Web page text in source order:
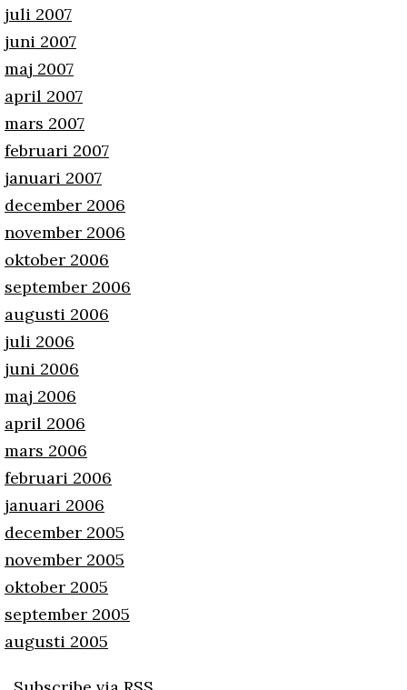
juli 2007
juni 2007
maj 2007
april 2007
mars 2007
februari 2007
januari 2007
december 2006
november 2006
oktober 2006
september 2006
augusti 2006
juli 2006
juni 2006
maj 2006
april 2006
mars 2006
februari 2006
januari 2006
december 2005
november 2005
oktober 2005
september 2005
augusti 2005